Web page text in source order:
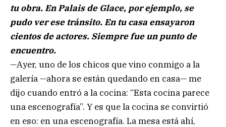
tu obra. En Palais de Glace, por ejemplo, se
pudo ver ese tránsito. En tu casa ensayaron
cientos de actores. Siempre fue un punto de
encuentro.
—Ayer, uno de los chicos que vino conmigo a la
galería —ahora se están quedando en casa— me
dijo cuando entró a la cocina: “Esta cocina parece
una escenografía”. Y es que la cocina se convirtió
en eso: en una escenografía. La mesa está ahí,